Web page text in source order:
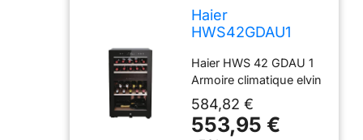
Haier
HWS42GDAU1
vin, 42 bouteilles,
connectivité Wi-Fi,
lumières LED et
verre anti-UV,
étagères en bois,
Haier HWS 42 GDAU 1
Armoire climatique elvin
584,82 €
553,95 €